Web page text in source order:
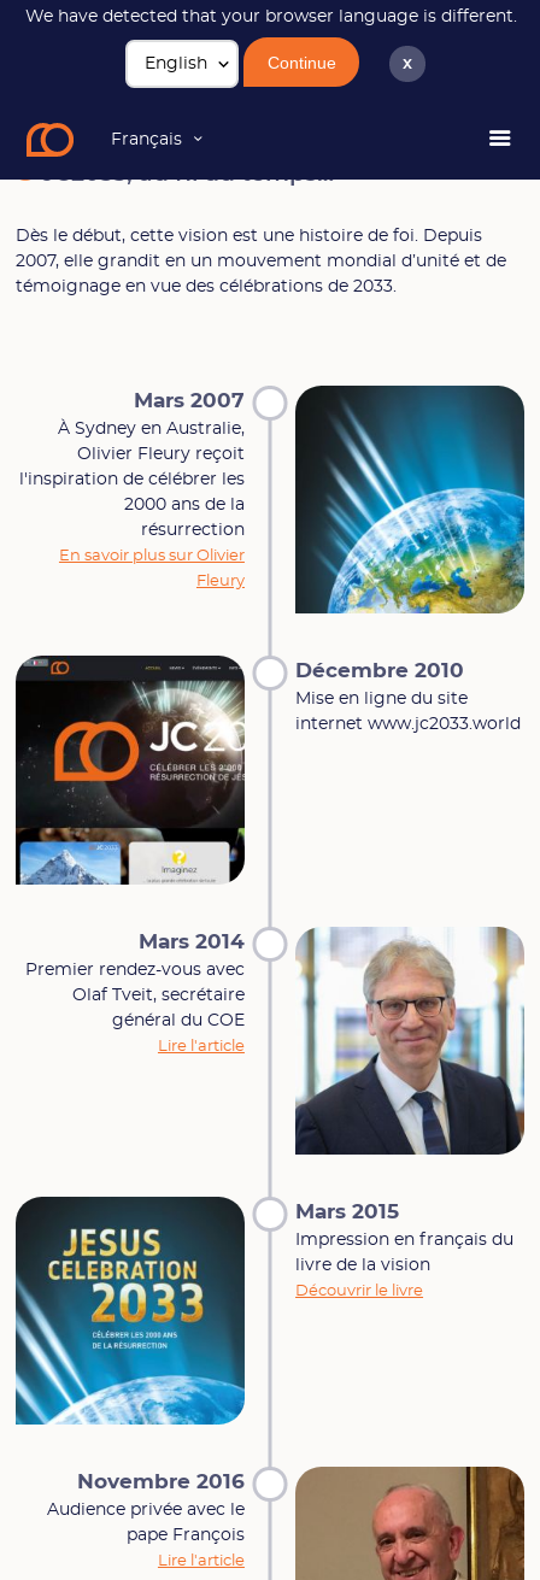
We have detected that your browser language is different.
Continue x
Français
JC2033, au fil du temps…
Dès le début, cette vision est une histoire de foi. Depuis
2007, elle grandit en un mouvement mondial d’unité et de
témoignage en vue des célébrations de 2033.
Mars 2007
À Sydney en Australie,
Olivier Fleury reçoit
l'inspiration de célébrer les
2000 ans de la
résurrection
En savoir plus sur Olivier
Fleury
Décembre 2010
Mise en ligne du site
internet www.jc2033.world
Mars 2014
Premier rendez-vous avec
Olaf Tveit, secrétaire
général du COE
Lire l'article
Mars 2015
Impression en français du
livre de la vision
Découvrir le livre
Novembre 2016
Audience privée avec le
pape François
Lire l'article